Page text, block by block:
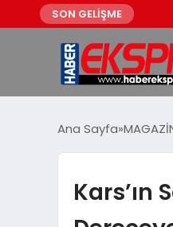
SON GELİŞME
Ana Sayfa
Kars’ın